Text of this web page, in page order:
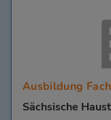
Ausbildung
Sächsische